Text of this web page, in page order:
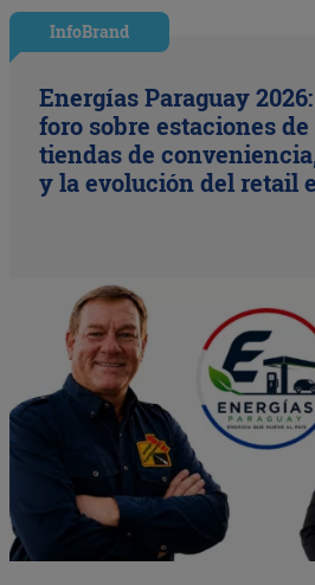
InfoBrand
Energías Paraguay
foro sobre estaciones
tiendas de
y la evolución del retail